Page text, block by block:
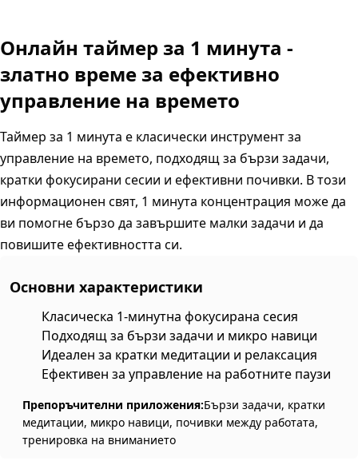
Онлайн таймер за 1 минута -
златно време за ефективно
управление на времето
Таймер за 1 минута е класически инструмент за
управление на времето, подходящ за бързи задачи,
кратки фокусирани сесии и ефективни почивки. В този
информационен свят, 1 минута концентрация може да
ви помогне бързо да завършите малки задачи и да
повишите ефективността си.
Основни характеристики
Класическа 1-минутна фокусирана сесия
Подходящ за бързи задачи и микро навици
Идеален за кратки медитации и релаксация
Ефективен за управление на работните паузи
Препоръчителни приложения:Бързи задачи, кратки
медитации, микро навици, почивки между работата,
тренировка на вниманието